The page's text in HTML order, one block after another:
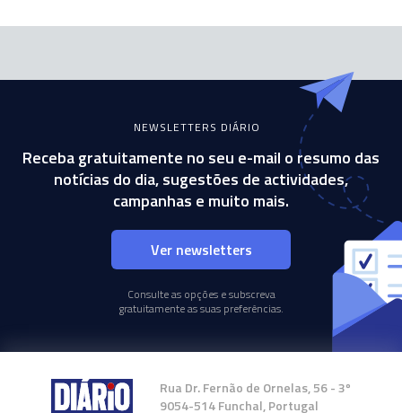
NEWSLETTERS DIÁRIO
Receba gratuitamente no seu e-mail o resumo das
notícias do dia, sugestões de actividades,
campanhas e muito mais.
Ver newsletters
Consulte as opções e subscreva
gratuitamente as suas preferências.
Rua Dr. Fernão de Ornelas, 56 - 3º
9054-514 Funchal, Portugal